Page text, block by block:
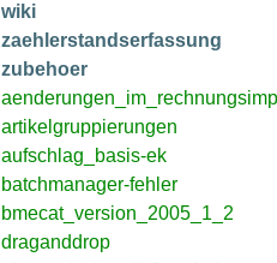
wiki
zaehlerstandserfassung
zubehoer
artikelgruppierungen
aufschlag_basis-ek
batchmanager-fehler
bmecat_version_2005_1_2
draganddrop